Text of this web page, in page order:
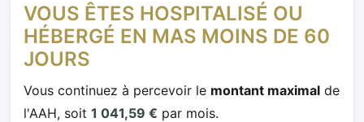
VOUS ÊTES HOSPITALISÉ OU
HÉBERGÉ EN MAS MOINS DE 60
JOURS
Vous continuez à percevoir le montant maximal de
l'AAH, soit 1 041,59 € par mois.